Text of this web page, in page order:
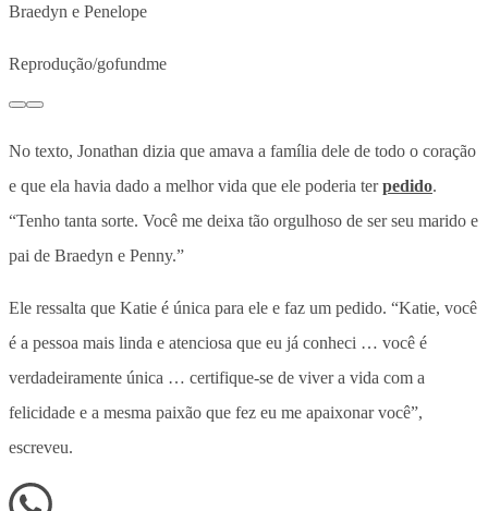
Braedyn e Penelope
Reprodução/gofundme
No texto, Jonathan dizia que amava a família dele de todo o coração
e que ela havia dado a melhor vida que ele poderia terpedido.
“Tenho tanta sorte. Você me deixa tão orgulhoso de ser seu marido e
pai de Braedyn e Penny.”
Ele ressalta que Katie é única para ele e faz um pedido. “Katie, você
é a pessoa mais linda e atenciosa que eu já conheci … você é
verdadeiramente única … certifique-se de viver a vida com a
felicidade e a mesma paixão que fez eu me apaixonar você”,
escreveu.